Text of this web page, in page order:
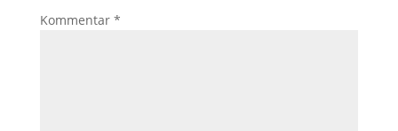
Kommentar *